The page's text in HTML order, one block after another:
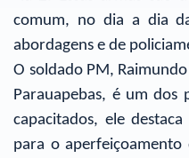
comum, no dia a dia
abordagens e de
O soldado PM,
Parauapebas, é um dos
capacitados, ele
para o aperfeiçoamento